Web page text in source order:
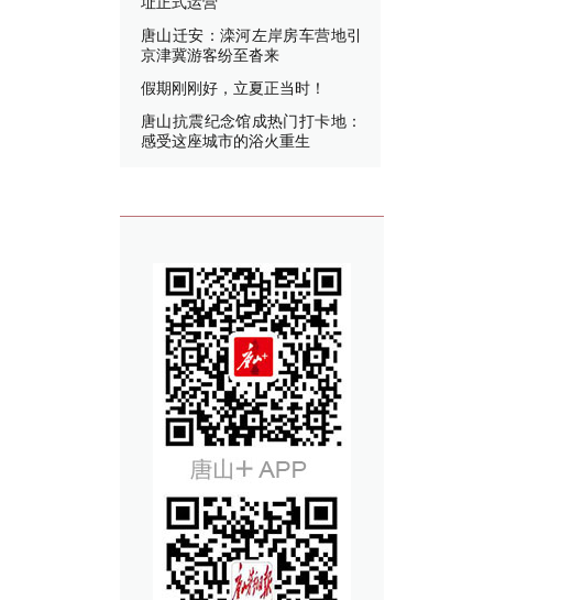
唐山迁安：滦河左岸房车营地引
京津冀游客纷至沓来
假期刚刚好，立夏正当时！
唐山抗震纪念馆成热门打卡地：
感受这座城市的浴火重生